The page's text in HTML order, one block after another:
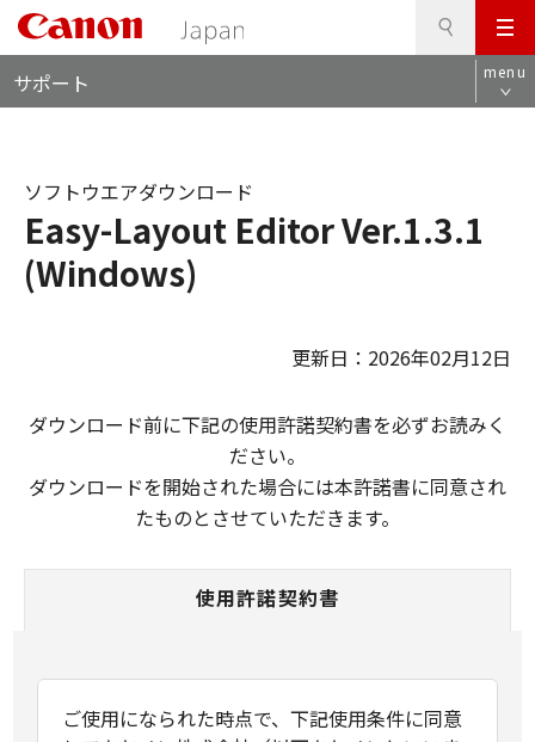
メ
ニ
ュ
サポート menu
Easy-Layout Editor Ver.1.3.1
(Windows)
ソフトウエアダウンロード
更新日：2026年02月12日
ダウンロード前に下記の使用許諾契約書を必ずお読みく
ださい。
ダウンロードを開始された場合には本許諾書に同意され
たものとさせていただきます。
使用許諾契約書
ご使用になられた時点で、下記使用条件に同意